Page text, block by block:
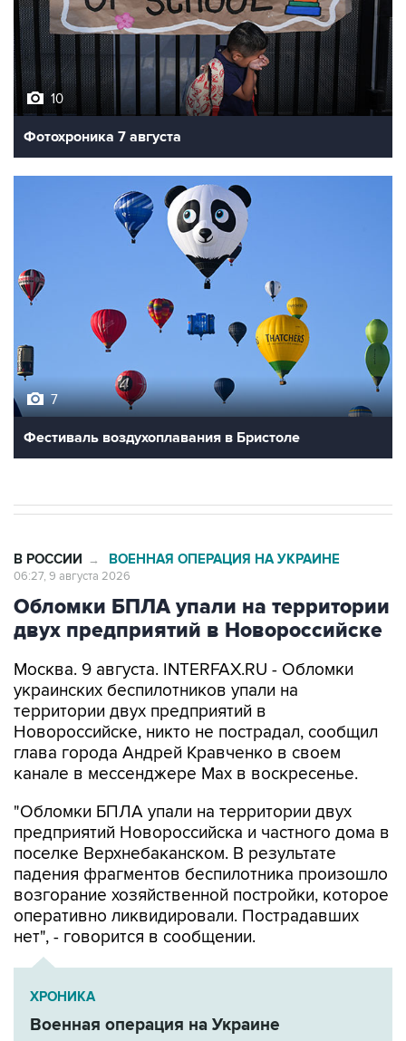
10
Фотохроника 7 августа
Фестиваль воздухоплавания в Бристоле
Обломки БПЛА упали на территории
двух предприятий в Новороссийске
Москва. 9 августа. INTERFAX.RU - Обломки
территории двух предприятий в
Новороссийске, никто не пострадал, сообщил
глава города Андрей Кравченко в своем
канале в мессенджере Max в воскресенье.
"Обломки БПЛА упали на территории двух
поселке Верхнебаканском. В результате
падения фрагментов беспилотника произошло
возгорание хозяйственной постройки, которое
оперативно ликвидировали. Пострадавших
нет", - говорится в сообщении.
ХРОНИКА
Военная операция на Украине